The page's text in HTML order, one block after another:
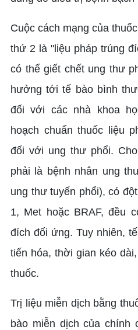
Cuộc cách mạng của
thứ 2 là "liệu pháp trúng
có thể giết chết ung thư
hưởng tới tế bào bình
đối với các nhà khoa
hoạch chuẩn thuốc liệu
đối với ung thư phổi.
phải là bệnh nhân ung
ung thư tuyến phổi), có
1, Met hoặc BRAF, đều
đích đối ứng. Tuy nhiên,
tiến hóa, thời gian kéo
thuốc.
Trị liệu miễn dịch bằng
bào miễn dịch của chính